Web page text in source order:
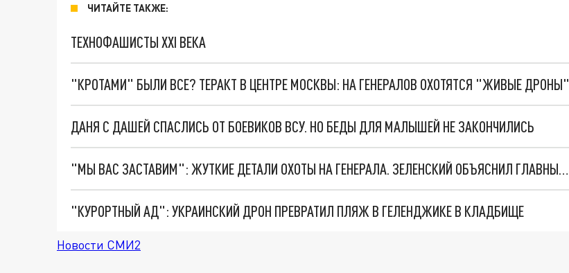
ЧИТАЙТЕ ТАКЖЕ:
ТЕХНОФАШИСТЫ XXI ВЕКА
"КРОТАМИ" БЫЛИ ВСЕ? ТЕРАКТ В ЦЕНТРЕ МОСКВЫ: НА ГЕНЕРАЛОВ ОХОТЯТСЯ "ЖИВЫЕ ДРОНЫ"
ДАНЯ С ДАШЕЙ СПАСЛИСЬ ОТ БОЕВИКОВ ВСУ. НО БЕДЫ ДЛЯ МАЛЫШЕЙ НЕ ЗАКОНЧИЛИСЬ
"МЫ ВАС ЗАСТАВИМ": ЖУТКИЕ ДЕТАЛИ ОХОТЫ НА ГЕНЕРАЛА. ЗЕЛЕНСКИЙ ОБЪЯСНИЛ ГЛАВНЫЙ СМЫСЛ ТЕРАКТА В ЦЕНТРЕ МОСКВЫ
"КУРОРТНЫЙ АД": УКРАИНСКИЙ ДРОН ПРЕВРАТИЛ ПЛЯЖ В ГЕЛЕНДЖИКЕ В КЛАДБИЩЕ
Новости СМИ2